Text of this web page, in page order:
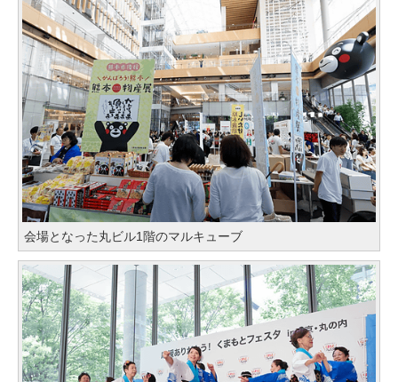
会場となった丸ビル1階のマルキューブ